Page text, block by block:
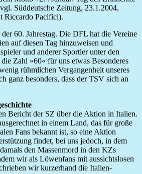
Süddeutsche Zeitung, 23.1.2004,
Riccardo Pacifici).
60. Jahrestag. Die DFL hat die Vereine
auf diesen Tag hinzuweisen und
und anderer Sportler unter den
Zahl »60« für uns etwas Besonderes
rühmlichen Vergangenheit unseres
ganz besonders, dass der TSV sich an
Bericht der SZ über die Aktion in Italien.
in einem Land, das für große
Fans bekannt ist, so eine Aktion
findet, bei uns jedoch, in dem
den Massenmord in den KZs
wir als Löwenfans mit aussichtslosen
wir kurzerhand die Italien-